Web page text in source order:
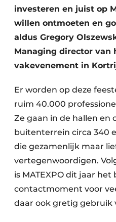
investeren en juist op
willen ontmoeten en
aldus Gregory
Managing director van
vakevenement in
Er worden op deze
ruim 40.000
Ze gaan in de hallen en
buitenterrein circa 340
die gezamenlijk maar
vertegenwoordigen.
is MATEXPO dit jaar
contactmoment voor
daar ook gretig gebruik